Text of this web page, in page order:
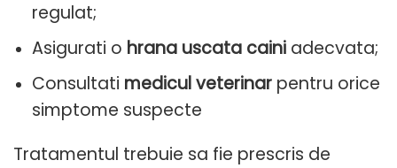
regulat;
Asigurati o hrana uscata cainiadecvata;
Consultati medicul veterinarpentru orice
simptome suspecte
Tratamentul trebuie sa fie prescris de